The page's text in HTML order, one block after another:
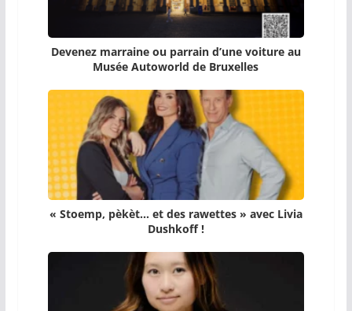
Devenez marraine ou parrain d’une voiture au
Musée Autoworld de Bruxelles
« Stoemp, pèkèt… et des rawettes » avec Livia
Dushkoff !